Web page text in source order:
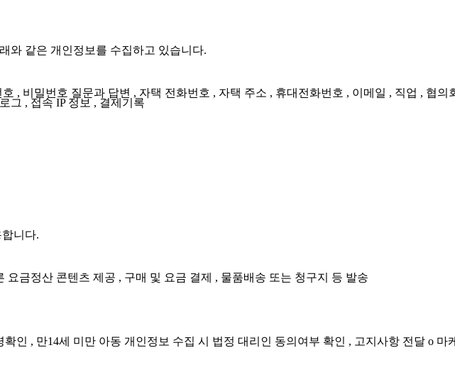
와 같은 개인정보를 수집하고 있습니다.
, 비밀번호 질문과 답변 , 자택 전화번호 , 자택 주소 , 휴대전화번호 , 이메일 , 직업 , 협의
그 , 접속 IP 정보 , 결제기록
니다.
금정산 콘텐츠 제공 , 구매 및 요금 결제 , 물품배송 또는 청구지 등 발송
인 , 만14세 미만 아동 개인정보 수집 시 법정 대리인 동의여부 확인 , 고지사항 전달 ο 마